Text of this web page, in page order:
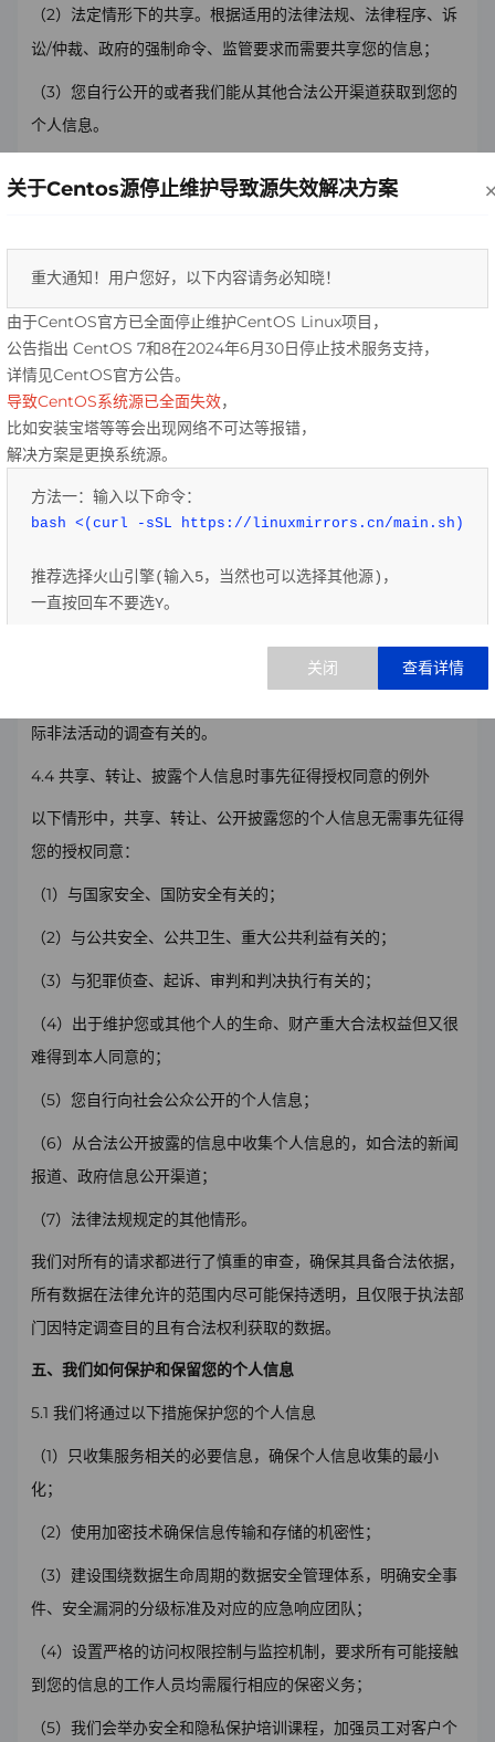
（2）法定情形下的共享。根据适用的法律法规、法律程序、诉
讼/仲裁、政府的强制命令、监管要求而需要共享您的信息；
（3）您自行公开的或者我们能从其他合法公开渠道获取到您的
个人信息。
（1）在获取明确同意的情况下转让：获得您的明确同意后，我
们会向其他方转让您的个人信息；
（2）在我公司发生合并、收购或破产清算情形，或其他涉及合
并、收购或破产清算情形时，如涉及到个人信息转让，我们会要
求新的持有您个人信息的公司、组织继续受本政策的约束，否则
我们将要求该公司、组织和个人重新向您征求授权同意。
4.3披露
就以下情形，我们可能向第三方披露 您的信息：
。
的。例如，当我们认为披露对于防止或保护网络威胁、欺
际非法活动的调查有关的。
4.4 共享、转让、披露个人信息时事先征得授权同意的例外
以下情形中，共享、转让、公开披露您的个人信息无需事先征得
您的授权同意：
（1）与国家安全、国防安全有关的；
（2）与公共安全、公共卫生、重大公共利益有关的；
（3）与犯罪侦查、起诉、审判和判决执行有关的；
（4）出于维护您或其他个人的生命、财产重大合法权益但又很
难得到本人同意的；
（5）您自行向社会公众公开的个人信息；
（6）从合法公开披露的信息中收集个人信息的，如合法的新闻
报道、政府信息公开渠道；
（7）法律法规规定的其他情形。
我们对所有的请求都进行了慎重的审查，确保其具备合法依据，
所有数据在法律允许的范围内尽可能保持透明，且仅限于执法部
门因特定调查目的且有合法权利获取的数据。
五、我们如何保护和保留您的个人信息
5.1 我们将通过以下措施保护您的个人信息
（1）只收集服务相关的必要信息，确保个人信息收集的最小
化；
（2）使用加密技术确保信息传输和存储的机密性；
（3）建设围绕数据生命周期的数据安全管理体系，明确安全事
件、安全漏洞的分级标准及对应的应急响应团队；
（4）设置严格的访问权限控制与监控机制，要求所有可能接触
到您的信息的工作人员均需履行相应的保密义务；
（5）我们会举办安全和隐私保护培训课程，加强员工对客户个
关于Centos源停止维护导致源失效解决方案
重大通知！用户您好，以下内容请务必知晓！
由于CentOS官方已全面停止维护CentOS Linux项目，
公告指出 CentOS 7和8在2024年6月30日停止技术服务支持，
详情见CentOS官方公告。
导致CentOS系统源已全面失效，
比如安装宝塔等等会出现网络不可达等报错，
解决方案是更换系统源。
方法一：输入以下命令：
bash <(curl -sSL https://linuxmirrors.cn/main.sh)
推荐选择火山引擎(输入5，当然也可以选择其他源)，
一直按回车不要选Y。
http://linux.hengfengyun.top/
根据实际选择执行。
如需了解更多信息，请访问： 查看CentOS官方公告